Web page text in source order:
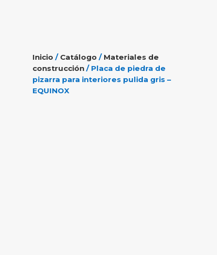
Inicio / Catálogo / Materiales de
construcción / Placa de piedra de
pizarra para interiores pulida gris –
EQUINOX